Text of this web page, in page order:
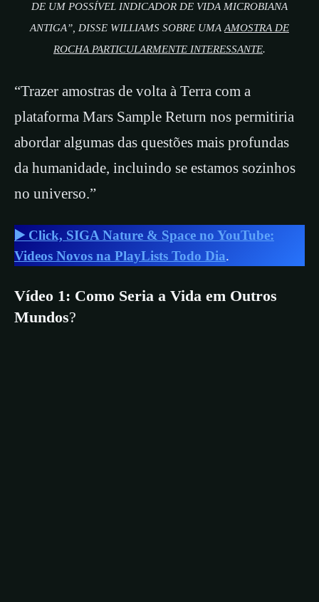
DE UM POSSÍVEL INDICADOR DE VIDA MICROBIANA
ANTIGA”, DISSE WILLIAMS SOBRE UMA AMOSTRA DE
ROCHA PARTICULARMENTE INTERESSANTE.
“Trazer amostras de volta à Terra com a
plataforma Mars Sample Return nos permitiria
abordar algumas das questões mais profundas
da humanidade, incluindo se estamos sozinhos
no universo.”
▶️ Click, SIGA Nature & Space no YouTube:
Videos Novos na PlayLists Todo Dia.
Vídeo 1: Como Seria a Vida em Outros
Mundos?